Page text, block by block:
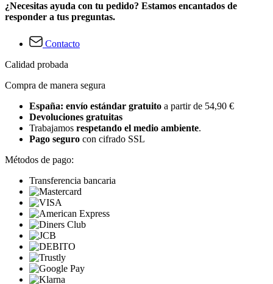
¿Necesitas ayuda con tu pedido? Estamos encantados de
responder a tus preguntas.
Contacto
Calidad probada
Compra de manera segura
España: envío estándar gratuito a partir de 54,90 €
Devoluciones gratuitas
Trabajamos respetando el medio ambiente.
Pago seguro con cifrado SSL
Métodos de pago:
Transferencia bancaria